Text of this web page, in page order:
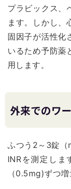
プラビックス、
ます。しかし、
固因子が活性化
いるため予防薬
用します。
外来でのワ
ふつう2～3錠（
INRを測定しま
（0.5mg)ずつ